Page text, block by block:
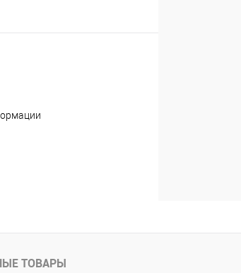
ТОВАРЫ